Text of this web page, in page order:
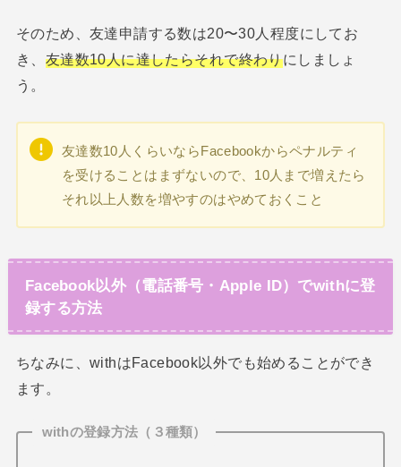
そのため、友達申請する数は20〜30人程度にしてお
き、 友達数10人に達したらそれで終わりにしましょ
う。
友達数10人くらいならFacebookからペナルティ
を受けることはまずないので、10人まで増えたら
それ以上人数を増やすのはやめておくこと
Facebook以外（電話番号・Apple ID）でwithに登
録する方法
ちなみに、withはFacebook以外でも始めることができ
ます。
withの登録方法（３種類）